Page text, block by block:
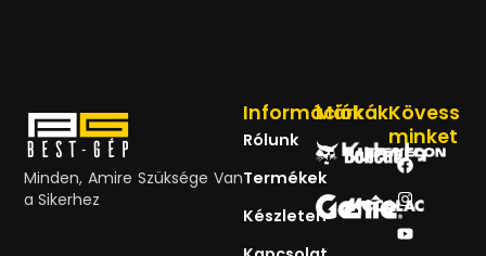
Minden, Amire Szüksége Van
a Sikerhez
Információk
Rólunk
Termékek
Készleten
MárkákKövess
minket